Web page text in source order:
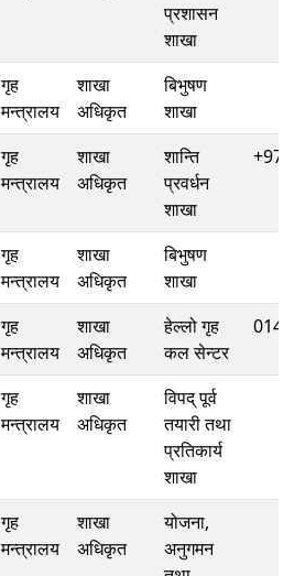
प्रशासन
शाखा
गृह
मन्त्रालय
शाखा
अधिकृत
बिभुषण
शाखा
गृह
मन्त्रालय
शाखा
अधिकृत
शान्ति
प्रवर्धन
शाखा
गृह
मन्त्रालय
शाखा
अधिकृत
बिभुषण
शाखा
गृह
मन्त्रालय
शाखा
अधिकृत
हेल्लो गृह
कल सेन्टर
गृह
मन्त्रालय
शाखा
अधिकृत
विपद् पूर्व
तयारी तथा
प्रतिकार्य
शाखा
गृह
मन्त्रालय
शाखा
अधिकृत
योजना,
अनुगमन